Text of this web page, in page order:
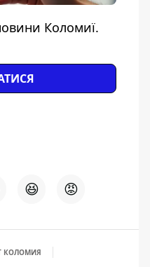
Коломиї.
😆 😡
КОЛОМИЯ